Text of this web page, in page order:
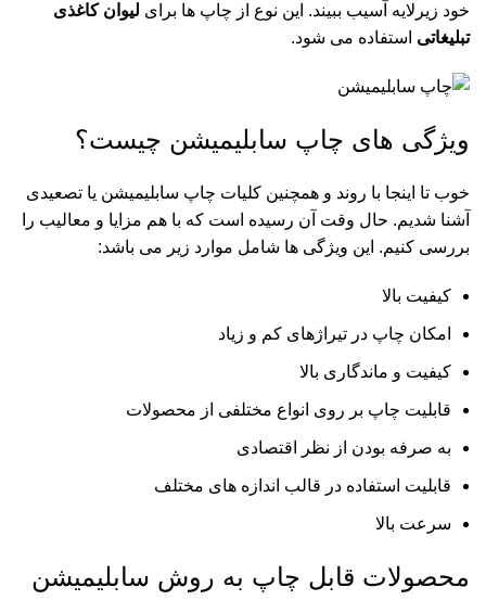
خود زیرلایه آسیب ببیند. این نوع از چاپ ها برای لیوان کاغذی
تبلیغاتی استفاده می شود.
ویژگی های چاپ سابلیمیشن چیست؟
خوب تا اینجا با روند و همچنین کلیات چاپ سابلیمیشن یا تصعیدی
آشنا شدیم. حال وقت آن رسیده است که با هم مزایا و معالیب را
بررسی کنیم. این ویژگی ها شامل موارد زیر می باشد:
کیفیت بالا
امکان چاپ در تیراژهای کم و زیاد
کیفیت و ماندگاری بالا
قابلیت چاپ بر روی انواع مختلفی از محصولات
به صرفه بودن از نظر اقتصادی
قابلیت استفاده در قالب اندازه های مختلف
سرعت بالا
محصولات قابل چاپ به روش سابلیمیشن